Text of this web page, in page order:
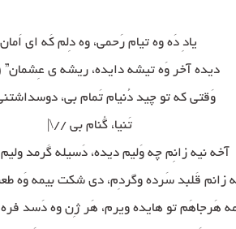
یادِ دَه وه تیام رَحمی، وه دِلم کَه ای
دیده آخر وَه تیشه دایده، ریشه ی عِشمان” (۲) /؛/
وَقتی که تو چید دُنیام تَمام بی،
تَنیا، گُنام بی //\|
آخه نیه زانِم چه وَلیم دیده، دَسیله گَرمد
زانم قَلبد سَرده وگردِم، دی شکت بیمه وَه
هَرجاهَم تو هایده ویرم، هَر ژِن وه دَسد